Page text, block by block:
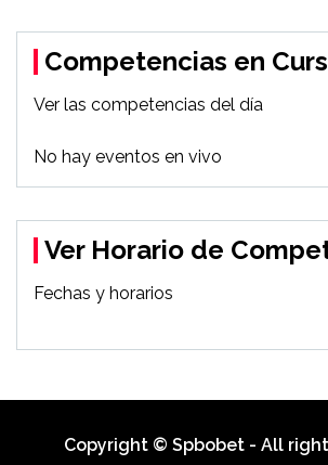
Competencias en
Ver las competencias del día
No hay eventos en vivo
Ver Horario de
Fechas y horarios
Copyright © Spbobet - All